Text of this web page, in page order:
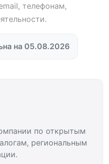
телефонам,
на 05.08.2026
по открытым
региональным